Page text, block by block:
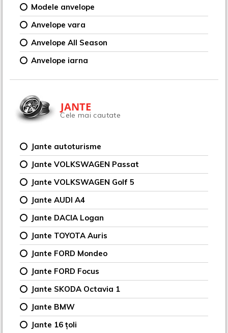
Modele anvelope
Anvelope vara
Anvelope All Season
Anvelope iarna
JANTE
Cele mai cautate
Jante autoturisme
Jante VOLKSWAGEN Passat
Jante VOLKSWAGEN Golf 5
Jante AUDI A4
Jante DACIA Logan
Jante TOYOTA Auris
Jante FORD Mondeo
Jante FORD Focus
Jante SKODA Octavia 1
Jante BMW
Jante 16 țoli